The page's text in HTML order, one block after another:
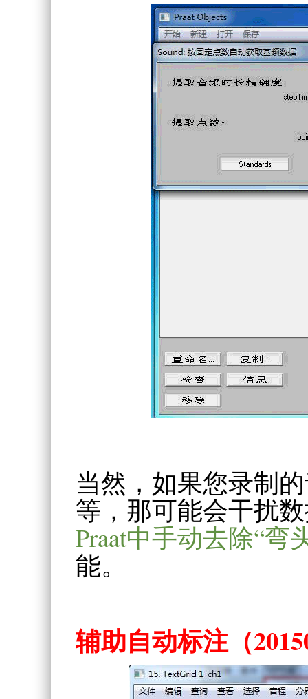
当然，如果您录制
等，那可能会干扰
Praat中手动去除“弯
能。
辅助自动标注（